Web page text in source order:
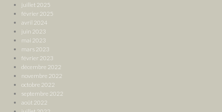
juillet 2025
février 2025
avril 2024
juin 2023
mai 2023
mars 2023
février 2023
décembre 2022
novembre 2022
octobre 2022
septembre 2022
août 2022